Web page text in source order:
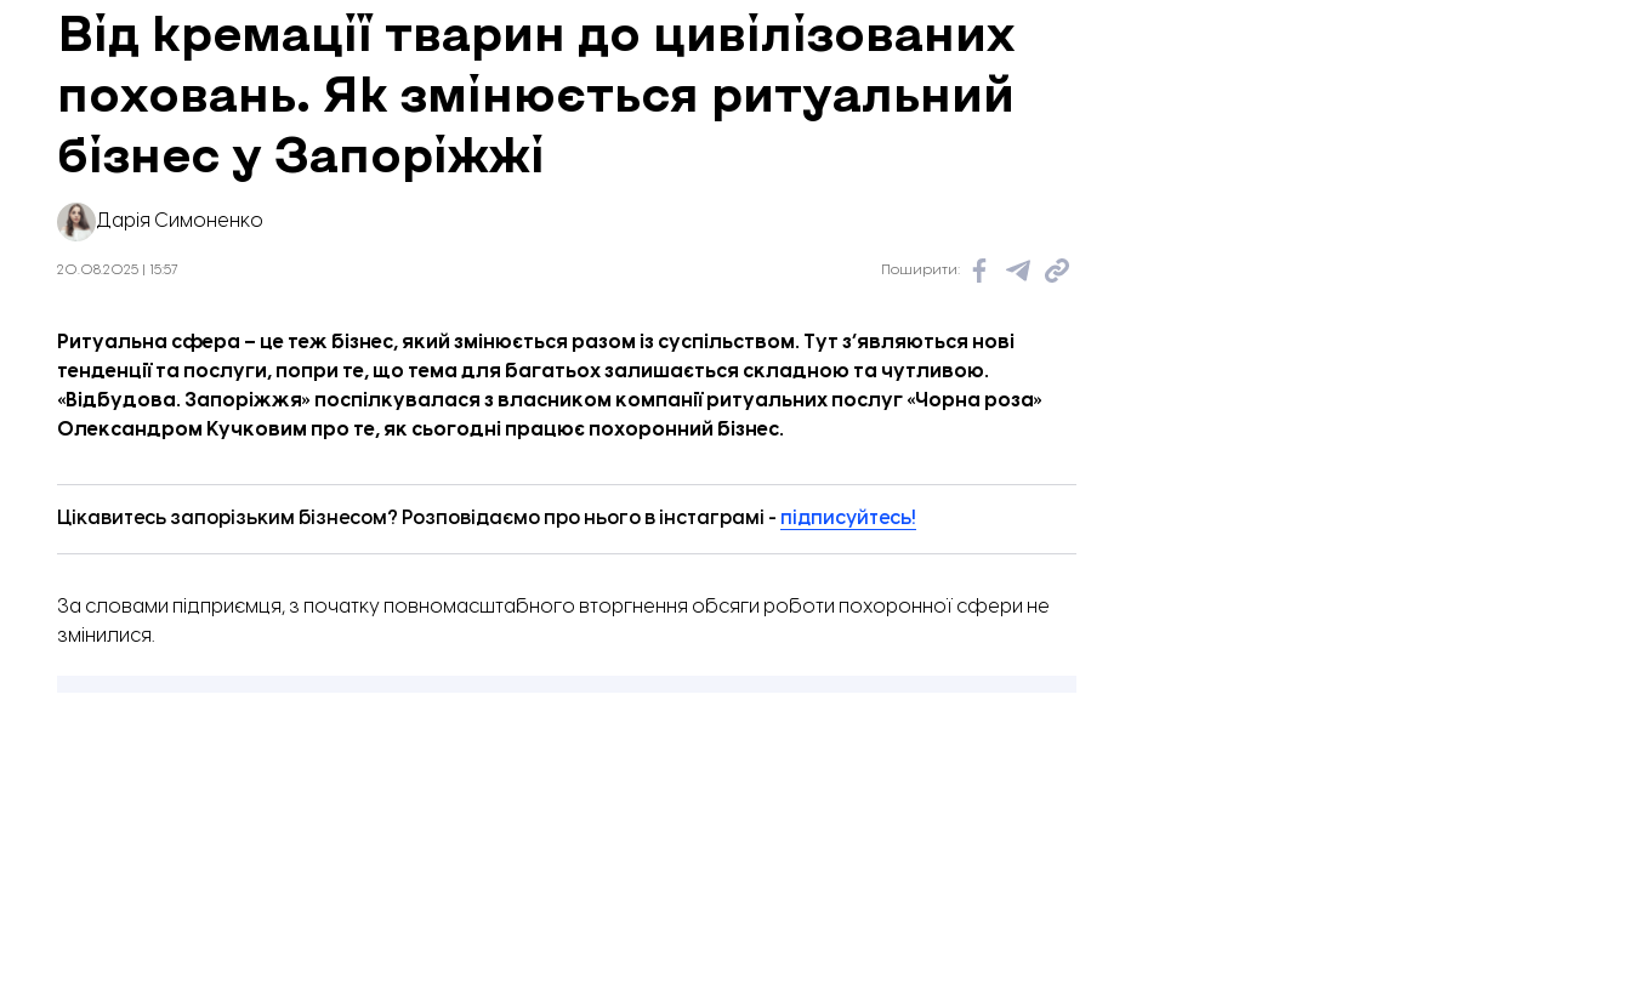
Електротехнічні роботи. Фото: Служба відновлення у Запорізькій області
Від кремації тварин до цивілізованих
поховань. Як змінюється ритуальний
бізнес у Запоріжжі
Дарія Симоненко
20.08.2025 | 15:57 Поширити:
Ритуальна сфера – це теж бізнес, який змінюється разом із суспільством. Тут з’являються нові
тенденції та послуги, попри те, що тема для багатьох залишається складною та чутливою.
«Відбудова. Запоріжжя» поспілкувалася з власником компанії ритуальних послуг «Чорна роза»
Олександром Кучковим про те, як сьогодні працює похоронний бізнес.
Цікавитесь запорізьким бізнесом? Розповідаємо про нього в інстаграмі - підписуйтесь!
За словами підприємця, з початку повномасштабного вторгнення обсяги роботи похоронної сфери не
змінилися.